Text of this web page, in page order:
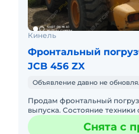
Кинель
Фронтальный
JCB 456 ZX
Объявление давно не
Продам фронтальный
выпуска. Состояние техники
пишите договоримся,
области.
Снята с